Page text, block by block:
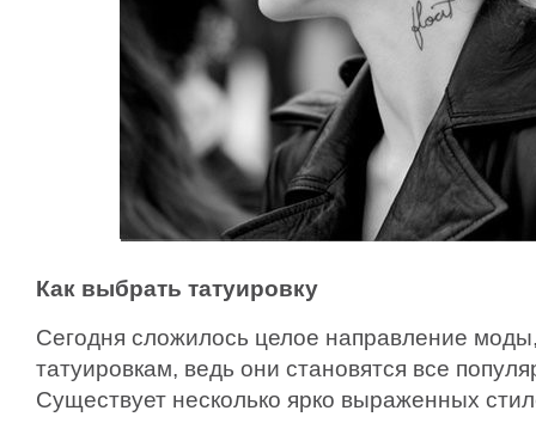
Как выбрать татуировку
Сегодня сложилось целое направление
татуировкам, ведь они становятся все
Существует несколько ярко выраженных